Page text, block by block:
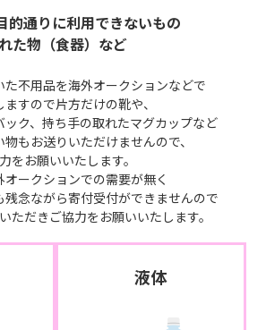
的通りに利用できないもの
た物（食器）など
不用品を海外オークションなどで
ますので片方だけの靴や、
ク、持ち手の取れたマグカップなど
もお送りいただけませんので、
をお願いいたします。
オークションでの需要が無く
念ながら寄付受付ができませんので
ただきご協力をお願いいたします。
液体